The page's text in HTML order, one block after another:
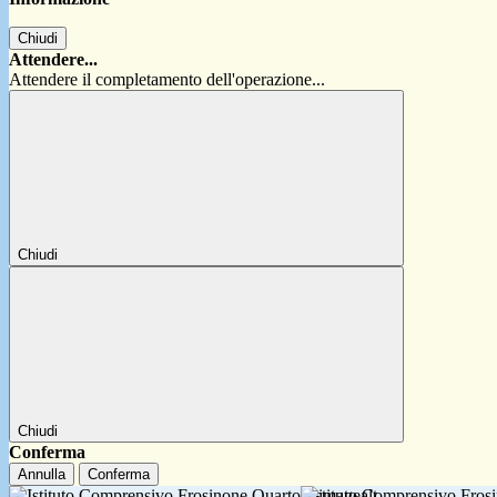
Chiudi
Attendere...
Attendere il completamento dell'operazione...
Chiudi
Chiudi
Conferma
Annulla Conferma